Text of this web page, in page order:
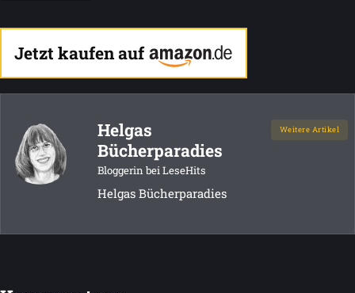
Jetzt kaufen auf
Helgas
Bücherparadies
Bloggerin bei LeseHits
Weitere Artikel
Helgas Bücherparadies